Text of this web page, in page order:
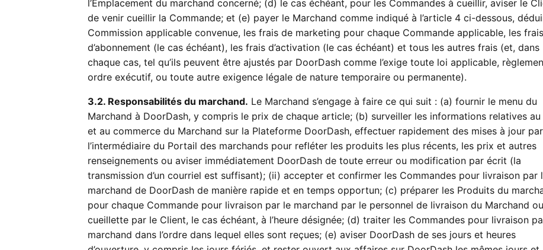
l’Emplacement du marchand concerné; (d) le cas échéant, pour les Commandes à cueillir, aviser le
de venir cueillir la Commande; et (e) payer le Marchand comme indiqué à l’article 4 ci-dessous,
Commission applicable convenue, les frais de marketing pour chaque Commande applicable, les frais
d’abonnement (le cas échéant), les frais d’activation (le cas échéant) et tous les autres frais (et, dans
chaque cas, tel qu’ils peuvent être ajustés par DoorDash comme l’exige toute loi applicable,
ordre exécutif, ou toute autre exigence légale de nature temporaire ou permanente).
3.2. Responsabilités du marchand. Le Marchand s’engage à faire ce qui suit : (a) fournir le menu du
Marchand à DoorDash, y compris le prix de chaque article; (b) surveiller les informations relatives au
et au commerce du Marchand sur la Plateforme DoorDash, effectuer rapidement des mises à jour par
l’intermédiaire du Portail des marchands pour refléter les produits les plus récents, les prix et autres
renseignements ou aviser immédiatement DoorDash de toute erreur ou modification par écrit (la
transmission d’un courriel est suffisant); (ii) accepter et confirmer les Commandes pour livraison par
marchand de DoorDash de manière rapide et en temps opportun; (c) préparer les Produits du
pour chaque Commande pour livraison par le marchand par le personnel de livraison du Marchand
cueillette par le Client, le cas échéant, à l’heure désignée; (d) traiter les Commandes pour livraison
marchand dans l’ordre dans lequel elles sont reçues; (e) aviser DoorDash de ses jours et heures